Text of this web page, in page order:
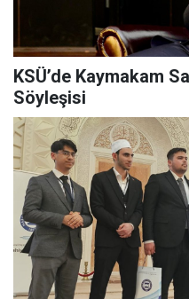
KSÜ’de Kaymakam
Söyleşisi